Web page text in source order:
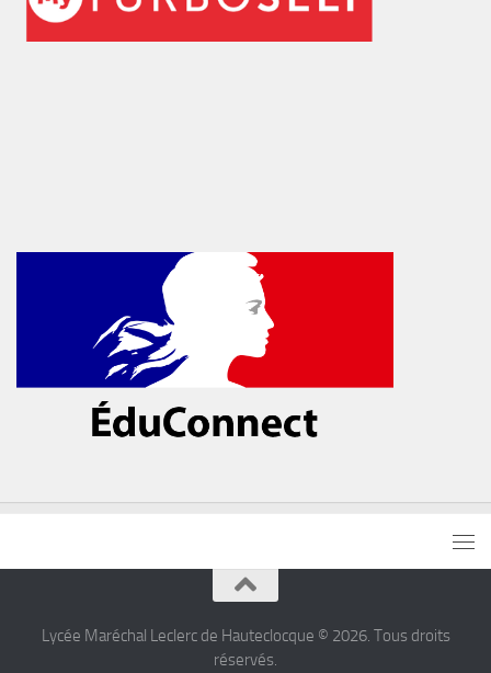
Lycée Maréchal Leclerc de Hauteclocque © 2026. Tous droits
réservés.